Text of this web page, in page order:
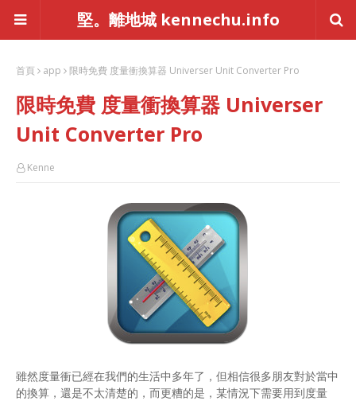
堅。離地城 kennechu.info
首頁 app 限時免費 度量衝換算器 Universer Unit Converter Pro
限時免費 度量衝換算器 Universer
Unit Converter Pro
Kenne
雖然度量衝已經在我們的生活中多年了，但相信很多朋友對於當中
的換算，還是不太清楚的，而更糟的是，某情況下需要用到度量